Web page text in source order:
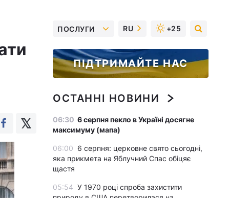
ПОСЛУГИ RU +25
ПІДТРИМАЙТЕ НАС
ОСТАННІ НОВИНИ
06:30 6 серпня пекло в Україні досягне
максимуму (мапа)
06:00 6 серпня: церковне свято сьогодні,
яка прикмета на Яблучний Спас обіцяє
щастя
05:54 У 1970 році спроба захистити